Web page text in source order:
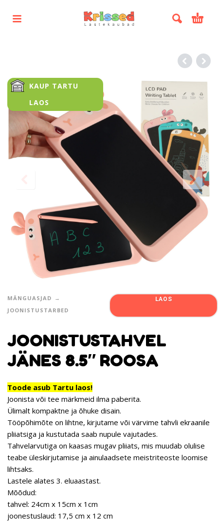
KAUP TARTU
LAOS
MÄNGUASJAD
JOONISTUSTARBED
LAOS
JOONISTUSTAHVEL
JÄNES 8.5″ ROOSA
Toode asub Tartu laos!
Joonista või tee märkmeid ilma paberita.
Ülimalt kompaktne ja õhuke disain.
Tööpõhimõte on lihtne, kirjutame või värvime tahvli ekraanile
pliiatsiga ja kustutada saab nupule vajutades.
Tahvelarvutiga on kaasas mugav pliiats, mis muudab olulise
teabe üleskirjutamise ja ainulaadsete meistriteoste loomise
lihtsaks.
Lastele alates 3. eluaastast.
Mõõdud:
tahvel: 24cm x 15cm x 1cm
joonestuslaud: 17,5 cm x 12 cm